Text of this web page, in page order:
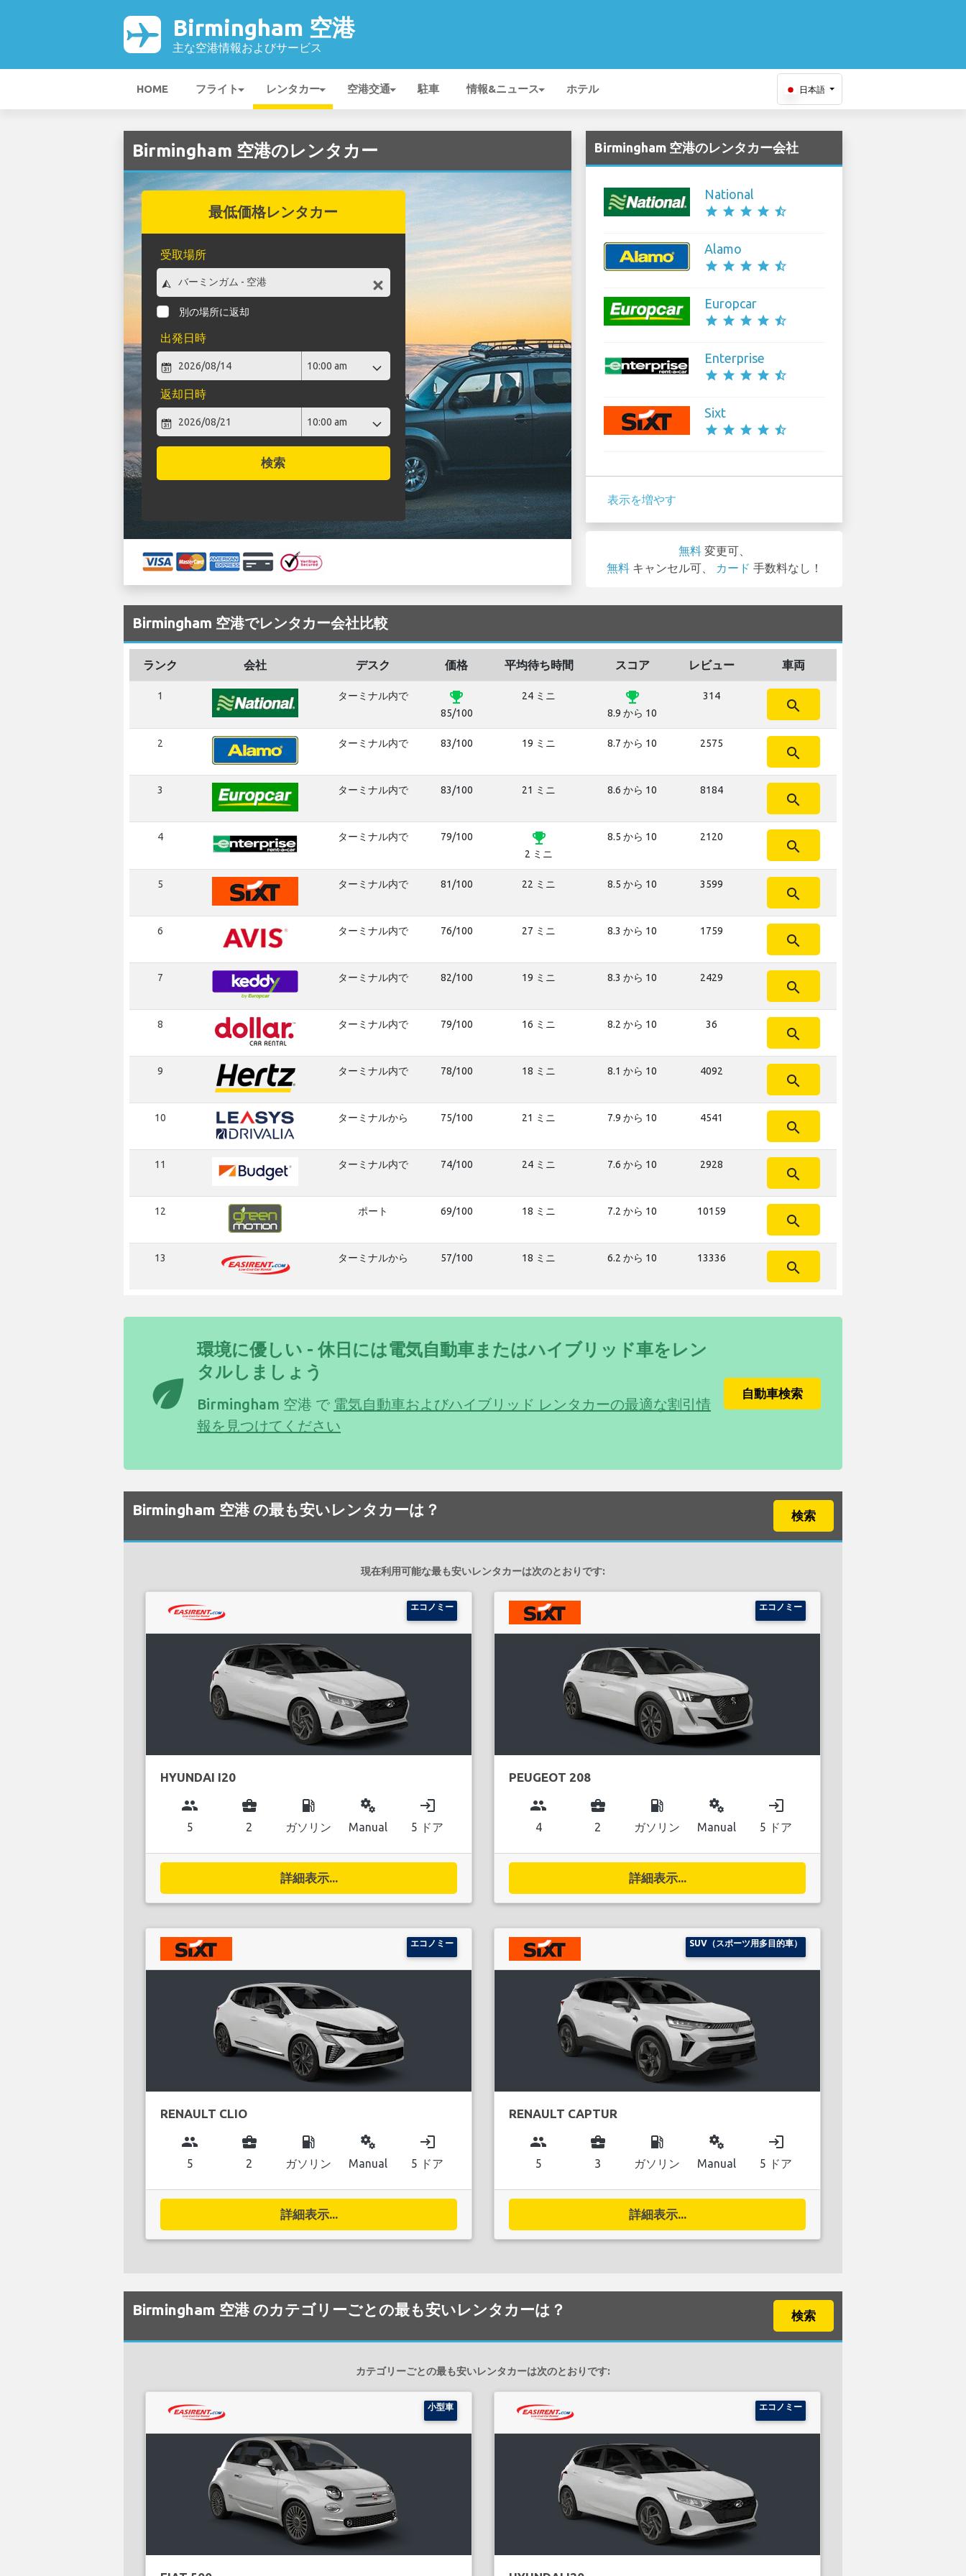
Birmingham 空港
主な空港情報およびサービス
HOME フライト レンタカー 空港交通 駐車 情報&ニュース ホテル 日本語
Birmingham 空港のレンタカー
最低価格レンタカー
受取場所
別の場所に返却
出発日時
返却日時
検索
Birmingham 空港のレンタカー会社
National
star star star star star_half
Alamo
star star star star star_half
Europcar
star star star star star_half
Enterprise
star star star star star_half
Sixt
star star star star star_half
表示を増やす
無料変更可、
無料キャンセル可、 カード 手数料なし！
Birmingham 空港でレンタカー会社比較
ランク 会社 デスク 価格 平均待ち時間 スコア レビュー 車両
1 ターミナル内で emoji_events
85/100
24 ミニ emoji_events
8.9 から 10
314
search
2 ターミナル内で 83/100 19 ミニ 8.7 から 10 2575
search
3 ターミナル内で 83/100 21 ミニ 8.6 から 10 8184
search
4 ターミナル内で 79/100 emoji_events
2 ミニ
8.5 から 10 2120
search
5 ターミナル内で 81/100 22 ミニ 8.5 から 10 3599
search
6 ターミナル内で 76/100 27 ミニ 8.3 から 10 1759
search
7 ターミナル内で 82/100 19 ミニ 8.3 から 10 2429
search
8 ターミナル内で 79/100 16 ミニ 8.2 から 10 36
search
9 ターミナル内で 78/100 18 ミニ 8.1 から 10 4092
search
10 ターミナルから 75/100 21 ミニ 7.9 から 10 4541
search
11 ターミナル内で 74/100 24 ミニ 7.6 から 10 2928
search
12 ポート 69/100 18 ミニ 7.2 から 10 10159
search
13 ターミナルから 57/100 18 ミニ 6.2 から 10 13336
search
eco
環境に優しい - 休日には電気自動車またはハイブリッド車をレン
タルしましょう
Birmingham 空港 で 電気自動車およびハイブリッド レンタカーの最適な割引情
報を見つけてください
自動車検索
Birmingham 空港 の最も安いレンタカーは？ 検索
現在利用可能な最も安いレンタカーは次のとおりです:
エコノミー
HYUNDAI I20
group
5
business_center
2
local_gas_station
ガソリン
miscellaneous_services
Manual
login
5 ドア
詳細表示...
エコノミー
PEUGEOT 208
group
4
business_center
2
local_gas_station
ガソリン
miscellaneous_services
Manual
login
5 ドア
詳細表示...
エコノミー
RENAULT CLIO
group
5
business_center
2
local_gas_station
ガソリン
miscellaneous_services
Manual
login
5 ドア
詳細表示...
SUV（スポーツ用多目的車）
RENAULT CAPTUR
group
5
business_center
3
local_gas_station
ガソリン
miscellaneous_services
Manual
login
5 ドア
詳細表示...
Birmingham 空港 のカテゴリーごとの最も安いレンタカーは？ 検索
カテゴリーごとの最も安いレンタカーは次のとおりです:
小型車 エコノミー